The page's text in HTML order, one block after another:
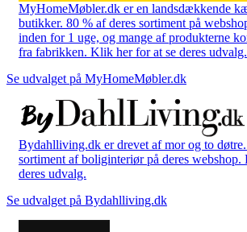
MyHomeMøbler.dk er en landsdækkende
butikker. 80 % af deres sortiment på
inden for 1 uge, og mange af produkterne
fra fabrikken. Klik her for at se deres udvalg.
Se udvalget på MyHomeMøbler.dk
Bydahlliving.dk er drevet af mor og to
sortiment af boliginteriør på deres
deres udvalg.
Se udvalget på Bydahlliving.dk